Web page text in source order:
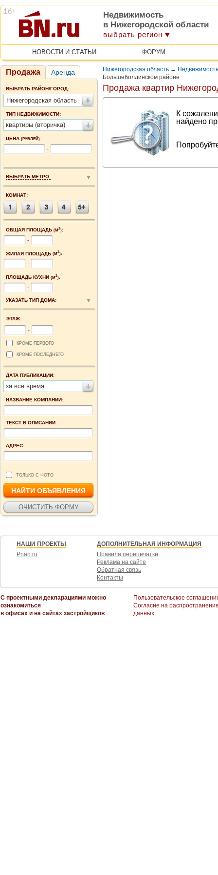
Недвижимость
в Нижегородской области
выбрать регион
НОВОСТИ И СТАТЬИ ФОРУМ
Продажа Аренда
ВЫБРАТЬ РАЙОН/ГОРОД:
Нижегородская область
ТИП НЕДВИЖИМОСТИ:
квартиры (вторичка)
ЦЕНА (РУБЛЕЙ):
-
ВЫБРАТЬ МЕТРО:
КОМНАТ:
ОБЩАЯ ПЛОЩАДЬ (М2):
-
ЖИЛАЯ ПЛОЩАДЬ (М2):
-
ПЛОЩАДЬ КУХНИ (М2):
-
УКАЗАТЬ ТИП ДОМА:
ЭТАЖ:
-
КРОМЕ ПЕРВОГО
КРОМЕ ПОСЛЕДНЕГО
ДАТА ПУБЛИКАЦИИ:
за все время
НАЗВАНИЕ КОМПАНИИ:
ТЕКСТ В ОПИСАНИИ:
АДРЕС:
ТОЛЬКО С ФОТО
Нижегородская область →
Большеболдинском районе
Продажа квартир
К
найдено
НАШИ ПРОЕКТЫ
Prian.ru
ДОПОЛНИТЕЛЬНАЯ ИНФОРМАЦИЯ
Правила перепечатки
Реклама на сайте
Обратная связь
Контакты
С проектными декларациями можно
ознакомиться
в офисах и на сайтах застройщиков
Пользовательское
Согласие на
данных